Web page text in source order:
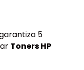
5
Toners HP